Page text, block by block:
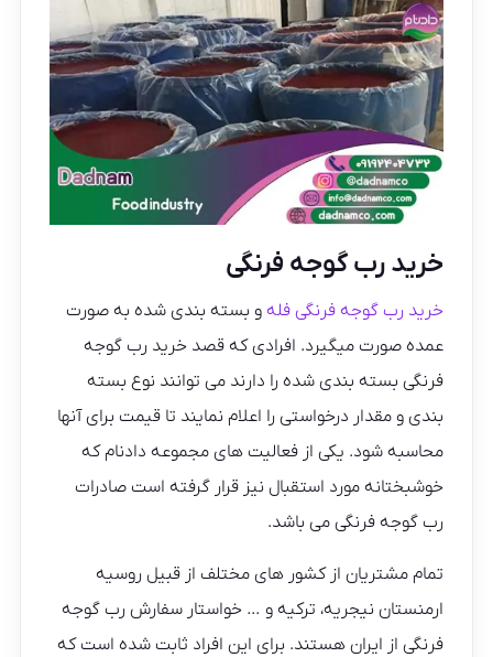
خرید رب گوجه فرنگی
خرید رب گوجه فرنگی فله و بسته بندی شده به صورت
عمده صورت میگیرد. افرادی که قصد خرید رب گوجه
فرنگی بسته بندی شده را دارند می توانند نوع بسته
بندی و مقدار درخواستی را اعلام نمایند تا قیمت برای آنها
محاسبه شود. یکی از فعالیت های مجموعه دادنام که
خوشبختانه مورد استقبال نیز قرار گرفته است صادرات
رب گوجه فرنگی می باشد.
تمام مشتریان از کشور های مختلف از قبیل روسیه
ارمنستان نیجریه، ترکیه و … خواستار سفارش رب گوجه
فرنگی از ایران هستند. برای این افراد ثابت شده است که